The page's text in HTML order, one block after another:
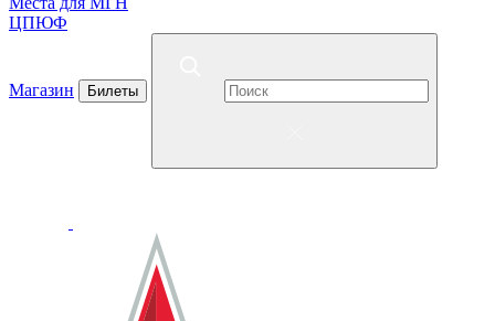
ЦПЮФ
Магазин Билеты